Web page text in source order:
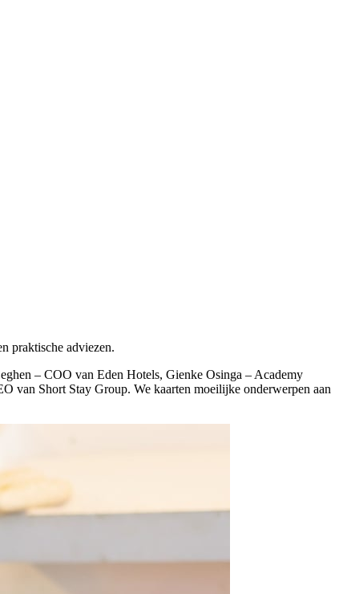
praktische adviezen.
– COO van Eden Hotels, Gienke Osinga – Academy
van Short Stay Group. We kaarten moeilijke onderwerpen aan